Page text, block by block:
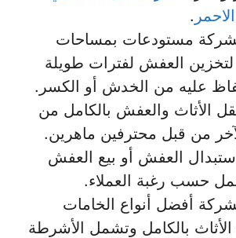
.
مستودعات بمساحات
العفش لفترات طويلة
عليه من الخدش أو الكسر.
الأثاث والعفش بالكامل من
من قبل محترفين ماهرين.
العفش أو بيع العفش
حسب رغبة العملاء.
أفضل أنواع الخامات
الأثاث بالكامل وتشمل الأشرطة